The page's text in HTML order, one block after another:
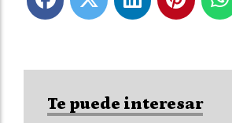
Te puede interesar